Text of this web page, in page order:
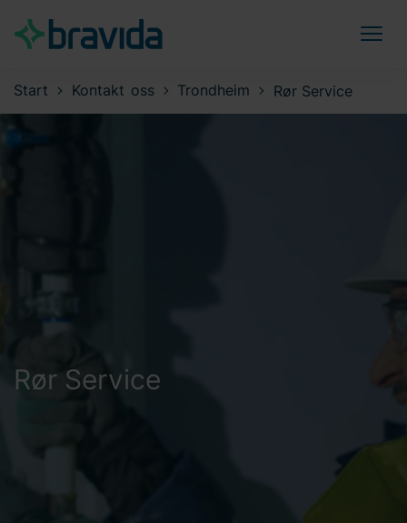
Start Kontakt oss Trondheim Rør Service
Rør Service